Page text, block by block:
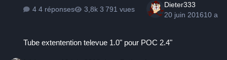
4 réponses 3 791 vues
Dieter333
20 juin 201610 a
Tube extentention televue 1.0" pour POC 2.4"